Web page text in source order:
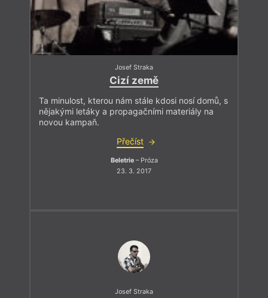
Josef Straka
Cizí země
Ta minulost, kterou nám stále kdosi nosí domů, s
nějakými letáky a propagačními materiály na
novou kampaň.
Přečíst
Beletrie– Próza
23. 3. 2017
Josef Straka